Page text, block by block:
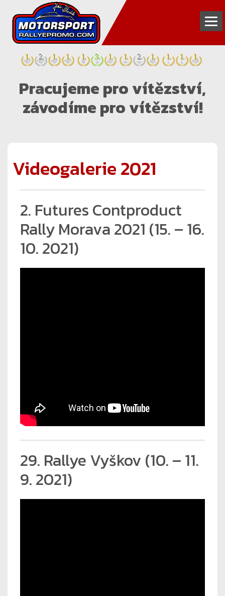
INZERCE
FOTOGALERIE
VIDEOGALERIE
TÝM
Pracujeme pro vítězství,
závodíme pro vítězství!
Videogalerie 2021
2. Futures Contproduct
Rally Morava 2021 (15. – 16.
10. 2021)
29. Rallye Vyškov (10. – 11.
9. 2021)